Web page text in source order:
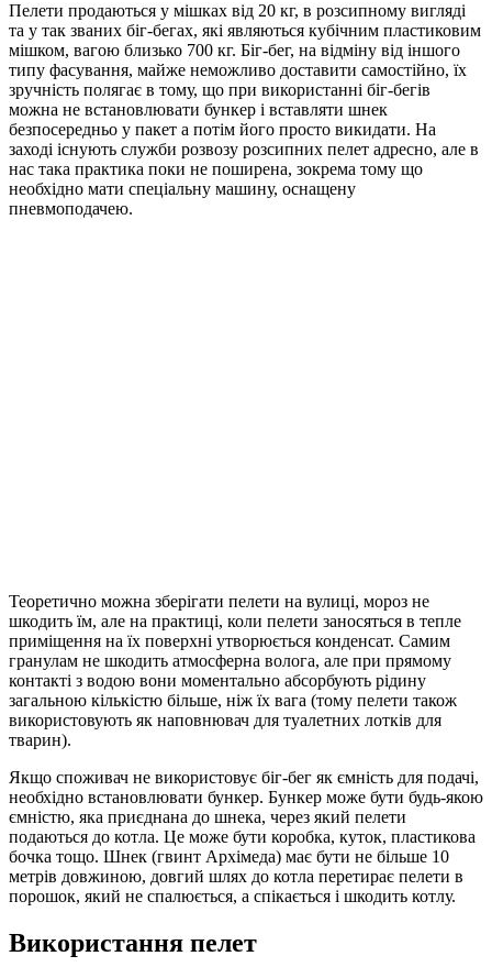
Пелети продаються у мішках від 20 кг, в розсипному вигляді
та у так званих біг-бегах, які являються кубічним пластиковим
мішком, вагою близько 700 кг. Біг-бег, на відміну від іншого
типу фасування, майже неможливо доставити самостійно, їх
зручність полягає в тому, що при використанні біг-бегів
можна не встановлювати бункер і вставляти шнек
безпосередньо у пакет а потім його просто викидати. На
заході існують служби розвозу розсипних пелет адресно, але в
нас така практика поки не поширена, зокрема тому що
необхідно мати спеціальну машину, оснащену
пневмоподачею.
Теоретично можна зберігати пелети на вулиці, мороз не
шкодить їм, але на практиці, коли пелети заносяться в тепле
приміщення на їх поверхні утворюється конденсат. Самим
гранулам не шкодить атмосферна волога, але при прямому
контакті з водою вони моментально абсорбують рідину
загальною кількістю більше, ніж їх вага (тому пелети також
використовують як наповнювач для туалетних лотків для
тварин).
Якщо споживач не використовує біг-бег як ємність для подачі,
необхідно встановлювати бункер. Бункер може бути будь-якою
ємністю, яка приєднана до шнека, через який пелети
подаються до котла. Це може бути коробка, куток, пластикова
бочка тощо. Шнек (гвинт Архімеда) має бути не більше 10
метрів довжиною, довгий шлях до котла перетирає пелети в
порошок, який не спалюється, а спікається і шкодить котлу.
Використання пелет